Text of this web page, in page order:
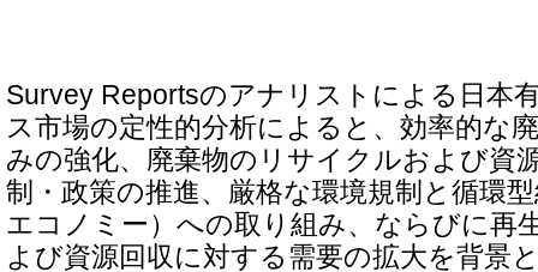
Survey Reportsのアナリストによる日本
ス市場の定性的分析によると、効率的な
みの強化、廃棄物のリサイクルおよび資
制・政策の推進、厳格な環境規制と循環
エコノミー）への取り組み、ならびに再
よび資源回収に対する需要の拡大を背景